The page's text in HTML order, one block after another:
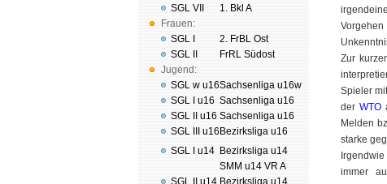
SGL VII
Frauen:
SGL I
SGL II
Jugend:
SGL w u16
SGL I u16
SGL II u16
SGL III u16
SGL I u14
SGL II u14
1. Bkl A
2. FrBL Ost
FrRL Südost
Sachsenliga u16w
Sachsenliga u16
Sachsenliga u16
Bezirksliga u16
Bezirksliga u14
SMM u14 VR A
Bezirksliga u14
Zur
Spieler
der WTO
Melden
starke
immer